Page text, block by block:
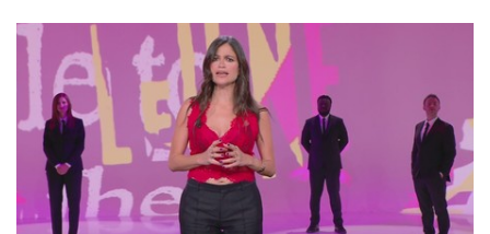
giudiziarie più discusse degli ultimi anni. Lo speciale ricostruisce la
vicenda mettendo in fila testimonianze, errori, dettagli
controversi e i protagonisti di un'indagine che sembra non avere
fine.